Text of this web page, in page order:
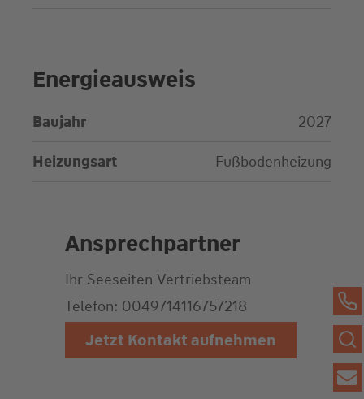
Energieausweis
Baujahr 2027
Heizungsart Fußbodenheizung
Ansprechpartner
Ihr Seeseiten Vertriebsteam
Telefon: 0049714116757218
Jetzt Kontakt aufnehmen